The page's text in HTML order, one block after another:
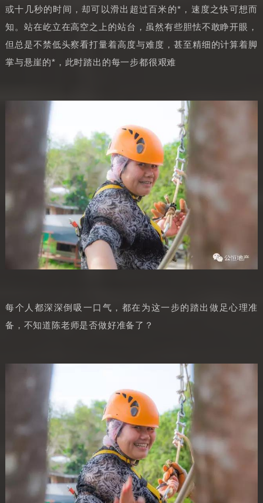
或十几秒的时间，却可以滑出超过百米的*，速度之快可想而
知。站在屹立在高空之上的站台，虽然有些胆怯不敢睁开眼，
但总是不禁低头察看打量着高度与难度，甚至精细的计算着脚
掌与悬崖的*，此时踏出的每一步都很艰难
每个人都深深倒吸一口气，都在为这一步的踏出做足心理准
备，不知道陈老师是否做好准备了？